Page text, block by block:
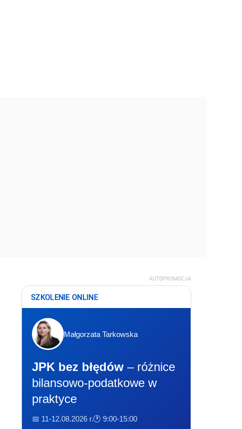
AUTOPROMOCJA
SZKOLENIE ONLINE
Małgorzata Tarkowska
JPK bez błędów – różnice
bilansowo-podatkowe w
praktyce
📅 11-12.08.2026 r.🕐 9:00-15:00